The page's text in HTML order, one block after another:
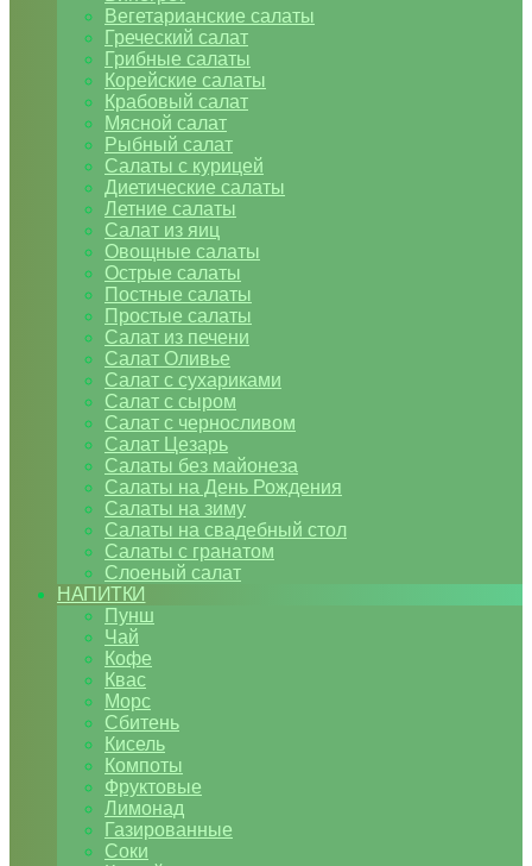
Вегетарианские салаты
Греческий салат
Грибные салаты
Корейские салаты
Крабовый салат
Мясной салат
Рыбный салат
Салаты с курицей
Диетические салаты
Летние салаты
Салат из яиц
Овощные салаты
Острые салаты
Постные салаты
Простые салаты
Салат из печени
Салат Оливье
Салат с сухариками
Салат с сыром
Салат с черносливом
Салат Цезарь
Салаты без майонеза
Салаты на День Рождения
Салаты на зиму
Салаты на свадебный стол
Салаты с гранатом
Слоеный салат
НАПИТКИ
Пунш
Чай
Кофе
Квас
Морс
Сбитень
Кисель
Компоты
Фруктовые
Лимонад
Газированные
Соки